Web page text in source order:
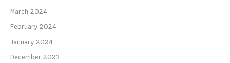
March 2024
February 2024
January 2024
December 2023